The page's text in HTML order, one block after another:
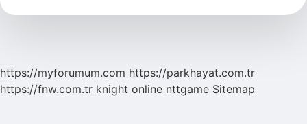
https://myforumum.com https://parkhayat.com.tr
https://fnw.com.tr knight online nttgame Sitemap